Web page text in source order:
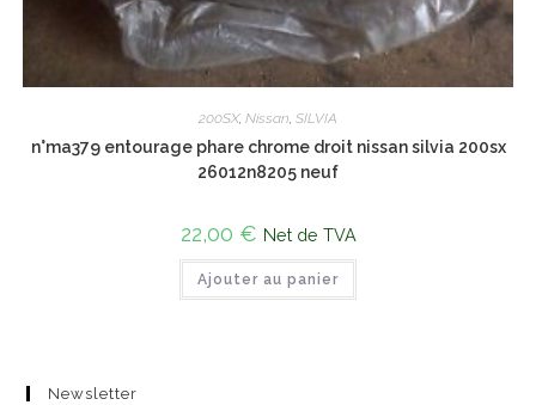
200SX, Nissan, SILVIA
n°ma379 entourage phare chrome droit nissan silvia 200sx
26012n8205 neuf
22,00 € Net de TVA
Ajouter au panier
Newsletter